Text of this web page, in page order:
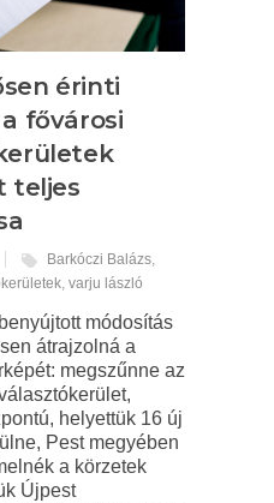
érinti
fővárosi
teljes
Barkóczi Balázs,
, varju lászló
módosítás
átrajzolná a
megszűnne az
helyettük 16 új
Pest megyében
a körzetek
Újpest